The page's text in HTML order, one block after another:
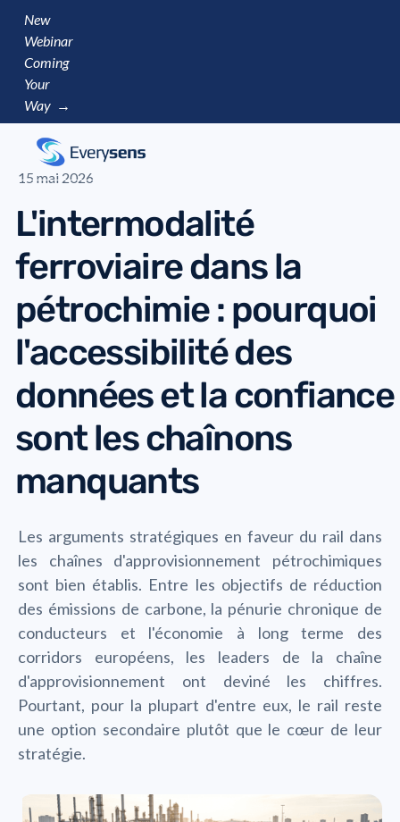
New
Webinar
Coming
Your
Way →
15 mai 2026
L'intermodalité
ferroviaire dans la
pétrochimie : pourquoi
l'accessibilité des
données et la confiance
sont les chaînons
manquants
Les arguments stratégiques en faveur du rail dans
les chaînes d'approvisionnement pétrochimiques
sont bien établis. Entre les objectifs de réduction
des émissions de carbone, la pénurie chronique de
conducteurs et l'économie à long terme des
corridors européens, les leaders de la chaîne
d'approvisionnement ont deviné les chiffres.
Pourtant, pour la plupart d'entre eux, le rail reste
une option secondaire plutôt que le cœur de leur
stratégie.